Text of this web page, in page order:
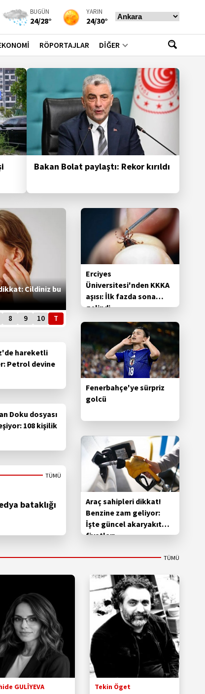
BUGÜN
24/28°
YARIN
24/30°
RÖPORTAJLAR DİĞER
Bakan Bolat paylaştı: Rekor kırıldı
Cildiniz bu
8 9 10 T
hareketli
Petrol devine
Doku dosyası
108 kişilik
TÜMÜ
bataklığı
Erciyes
Üniversitesi'nden KKKA
aşısı: İlk fazda sona
gelindi
Fenerbahçe'ye sürpriz
golcü
Araç sahipleri dikkat!
Benzine zam geliyor:
İşte güncel akaryakıt
fiyatları
TÜMÜ
GULİYEVA Tekin Öget